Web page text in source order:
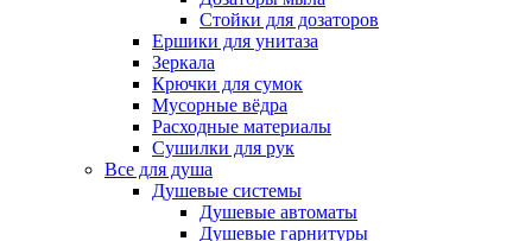
Стойки для дозаторов
Ершики для унитаза
Зеркала
Крючки для сумок
Мусорные вёдра
Расходные материалы
Сушилки для рук
Все для душа
Душевые системы
Душевые автоматы
Душевые гарнитуры